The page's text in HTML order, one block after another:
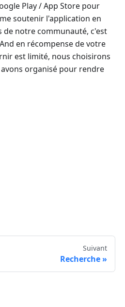
Play / App Store pour
soutenir l'application en
de notre communauté, c'est
en récompense de votre
est limité, nous choisirons
organisé pour rendre
Suivant
Recherche